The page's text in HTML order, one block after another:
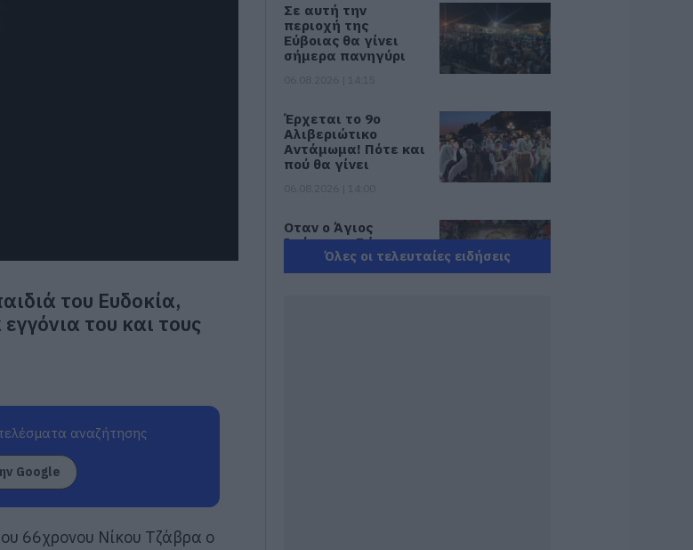
του Ευδοκία,
του και τους
αναζήτησης
Google
66χρονου Νίκου Τζάβρα ο
Σε αυτή την
περιοχή της
Εύβοιας θα γίνει
σήμερα πανηγύρι
Έρχεται το 9ο
Αλιβεριώτικο
Αντάμωμα! Πότε και
πού θα γίνει
Οταν ο Άγιος
Ιωάννης ο Ρώσσος
έσωσε μια ολόκληρη
περιοχή της
Όλες οι τελευταίες ειδήσεις